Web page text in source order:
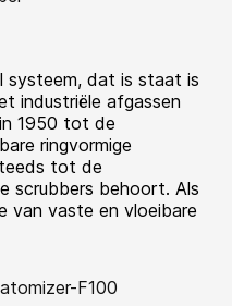
systeem, dat is staat is
industriële afgassen
1950 tot de
ringvormige
tot de
scrubbers behoort. Als
van vaste en vloeibare